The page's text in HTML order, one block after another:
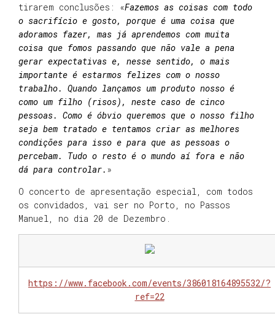
tirarem conclusões: «Fazemos as coisas com todo
o sacrifício e gosto, porque é uma coisa que
adoramos fazer, mas já aprendemos com muita
coisa que fomos passando que não vale a pena
gerar expectativas e, nesse sentido, o mais
importante é estarmos felizes com o nosso
trabalho. Quando lançamos um produto nosso é
como um filho (risos), neste caso de cinco
pessoas. Como é óbvio queremos que o nosso filho
seja bem tratado e tentamos criar as melhores
condições para isso e para que as pessoas o
percebam. Tudo o resto é o mundo aí fora e não
dá para controlar. »
O concerto de apresentação especial, com todos
os convidados, vai ser no Porto, no Passos
Manuel, no dia 20 de Dezembro.
https://www.facebook.com/events/386018164895532/?
ref=22